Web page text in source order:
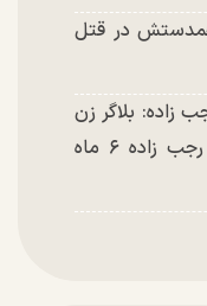
عکس از خانم بلاگر و ۵ همدستش در قتل
زاده: بلاگر زن
طعمه کشاندن مداح به قرار مرگ/ رجب زاده ۶ ماه